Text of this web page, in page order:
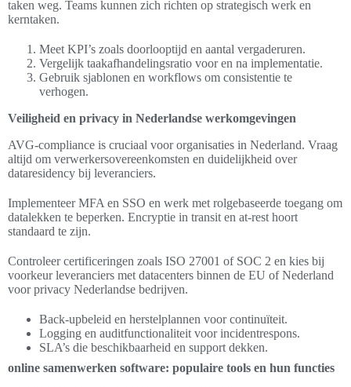
taken weg. Teams kunnen zich richten op strategisch werk en
kerntaken.
Meet KPI’s zoals doorlooptijd en aantal vergaderuren.
Vergelijk taakafhandelingsratio voor en na implementatie.
Gebruik sjablonen en workflows om consistentie te
verhogen.
Veiligheid en privacy in Nederlandse werkomgevingen
AVG-compliance is cruciaal voor organisaties in Nederland. Vraag
altijd om verwerkersovereenkomsten en duidelijkheid over
dataresidency bij leveranciers.
Implementeer MFA en SSO en werk met rolgebaseerde toegang om
datalekken te beperken. Encryptie in transit en at-rest hoort
standaard te zijn.
Controleer certificeringen zoals ISO 27001 of SOC 2 en kies bij
voorkeur leveranciers met datacenters binnen de EU of Nederland
voor privacy Nederlandse bedrijven.
Back-upbeleid en herstelplannen voor continuïteit.
Logging en auditfunctionaliteit voor incidentrespons.
SLA’s die beschikbaarheid en support dekken.
online samenwerken software: populaire tools en hun functies